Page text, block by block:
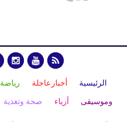
الرئيسية أخبارعاجلة رياضة
وموسيقى أزياء صحة وتغذية